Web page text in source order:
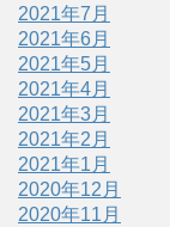
2021年7月
2021年6月
2021年5月
2021年4月
2021年3月
2021年2月
2021年1月
2020年12月
2020年11月